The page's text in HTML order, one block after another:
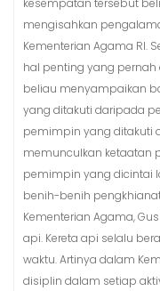
mengisahkan
Kementerian Agama RI.
hal penting yang pernah
beliau menyampaikan
yang ditakuti daripada
pemimpin yang ditakuti
memunculkan ketaatan
pemimpin yang dicintai
benih-benih
Kementerian Agama,
api. Kereta api selalu
waktu. Artinya dalam
disiplin dalam setiap